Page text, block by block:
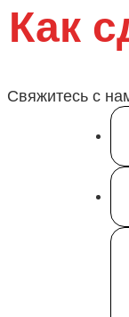
Как
Свяжитесь с